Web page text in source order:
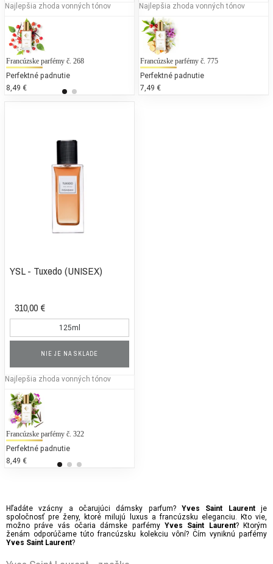
Najlepšia zhoda vonných tónov
Francúzske parfémy č. 268
Perfektné padnutie
8,49 €
Giorgio Armani - My Way Parfum
25 % bežných vonných tónov
94,00 €
Najlepšia zhoda vonných tónov
Francúzske parfémy č. 775
Perfektné padnutie
7,49 €
YSL - Tuxedo (UNISEX)
310,00 €
125ml
NIE JE NA SKLADE
Najlepšia zhoda vonných tónov
Francúzske parfémy č. 322
Perfektné padnutie
8,49 €
Hľadáte vzácny a očarujúci dámsky parfum? Yves Saint Laurentje
spoločnosť pre ženy, ktoré milujú luxus a francúzsku eleganciu. Kto vie,
možno práve vás očaria dámske parfémy Yves Saint Laurent? Ktorým
ženám odporúčame túto francúzsku kolekciu vôní? Čím vyniknú parfémy
Yves Saint Laurent?